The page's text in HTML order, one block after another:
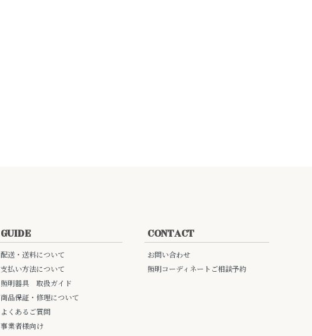
GUIDE
配送・送料について
支払い方法について
照明器具 取扱ガイド
商品保証・修理について
よくあるご質問
事業者様向け
CONTACT
お問い合わせ
照明コーディネートご相談予約